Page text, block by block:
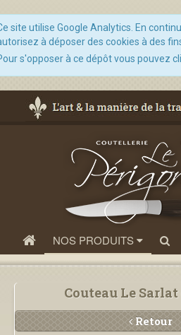
site utilise Google Analytics. En
à déposer des cookies à des
s'opposer à ce dépôt vous pouvez
NOS PRODUITS
Couteau Le
Retour